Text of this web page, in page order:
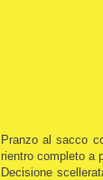
Pranzo al sacco
rientro completo a
Decisione